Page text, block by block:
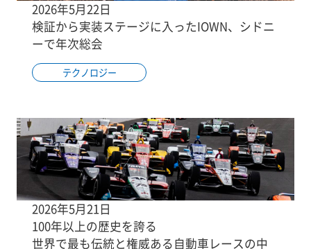
2026年5月22日
検証から実装ステージに入ったIOWN、シドニ
ーで年次総会
テクノロジー
2026年5月21日
100年以上の歴史を誇る
世界で最も伝統と権威ある自動車レースの中